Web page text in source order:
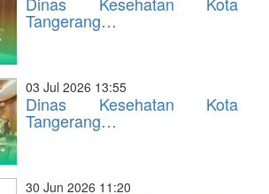
Tangerang…
03 Jul 2026 13:55
Dinas Kesehatan Kota
Tangerang…
30 Jun 2026 11:20